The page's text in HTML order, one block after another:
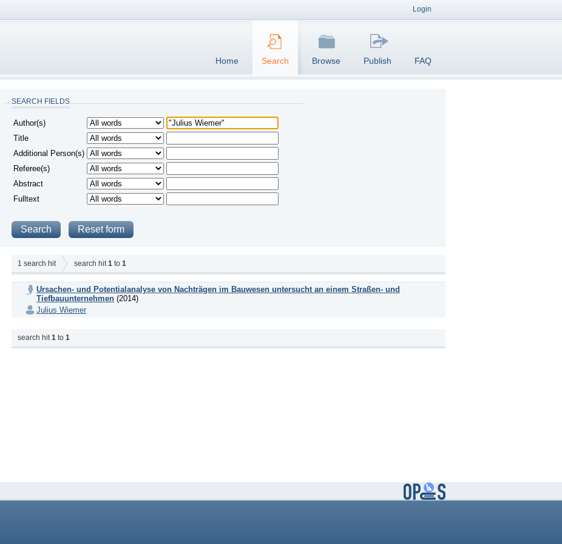
Login
Home Search Browse Publish FAQ
SEARCH FIELDS
Author(s)
Title
Additional Person(s)
Referee(s)
Abstract
Fulltext
1 search hit search hit 1 to 1
Ursachen- und Potentialanalyse von Nachträgen im Bauwesen untersucht an einem Straßen- und
Tiefbauunternehmen (2014)
Julius Wiemer
search hit1 to 1